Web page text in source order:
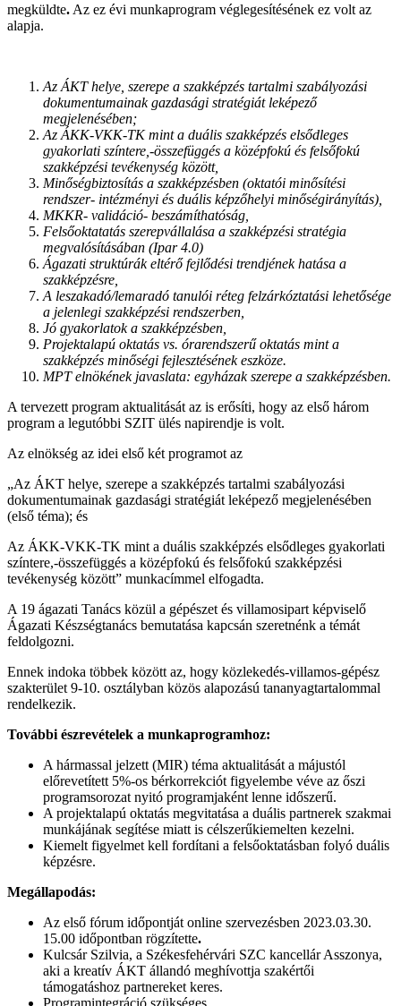
megküldte. Az ez évi munkaprogram véglegesítésének ez volt az
alapja.
Az ÁKT helye, szerepe a szakképzés tartalmi szabályozási
dokumentumainak gazdasági stratégiát leképező
megjelenésében;
Az ÁKK-VKK-TK mint a duális szakképzés elsődleges
gyakorlati színtere,-összefüggés a középfokú és felsőfokú
szakképzési tevékenység között,
Minőségbiztosítás a szakképzésben (oktatói minősítési
rendszer- intézményi és duális képzőhelyi minőségirányítás),
MKKR- validáció- beszámíthatóság,
Felsőoktatatás szerepvállalása a szakképzési stratégia
megvalósításában (Ipar 4.0)
Ágazati struktúrák eltérő fejlődési trendjének hatása a
szakképzésre,
A leszakadó/lemaradó tanulói réteg felzárkóztatási lehetősége
a jelenlegi szakképzési rendszerben,
Jó gyakorlatok a szakképzésben,
Projektalapú oktatás vs. órarendszerű oktatás mint a
szakképzés minőségi fejlesztésének eszköze.
MPT elnökének javaslata: egyházak szerepe a szakképzésben.
A tervezett program aktualitását az is erősíti, hogy az első három
program a legutóbbi SZIT ülés napirendje is volt.
Az elnökség az idei első két programot az
„Az ÁKT helye, szerepe a szakképzés tartalmi szabályozási
dokumentumainak gazdasági stratégiát leképező megjelenésében
(első téma); és
Az ÁKK-VKK-TK mint a duális szakképzés elsődleges gyakorlati
színtere,-összefüggés a középfokú és felsőfokú szakképzési
tevékenység között” munkacímmel elfogadta.
A 19 ágazati Tanács közül a gépészet és villamosipart képviselő
Ágazati Készségtanács bemutatása kapcsán szeretnénk a témát
feldolgozni.
Ennek indoka többek között az, hogy közlekedés-villamos-gépész
szakterület 9-10. osztályban közös alapozású tananyagtartalommal
rendelkezik.
További észrevételek a munkaprogramhoz:
A hármassal jelzett (MIR) téma aktualitását a májustól
előrevetített 5%-os bérkorrekciót figyelembe véve az őszi
programsorozat nyitó programjaként lenne időszerű.
A projektalapú oktatás megvitatása a duális partnerek szakmai
munkájának segítése miatt is célszerűkiemelten kezelni.
Kiemelt figyelmet kell fordítani a felsőoktatásban folyó duális
képzésre.
Megállapodás:
Az első fórum időpontját online szervezésben 2023.03.30.
15.00 időpontban rögzítette.
Kulcsár Szilvia, a Székesfehérvári SZC kancellár Asszonya,
aki a kreatív ÁKT állandó meghívottja szakértői
támogatáshoz partnereket keres.
Programintegráció szükséges.